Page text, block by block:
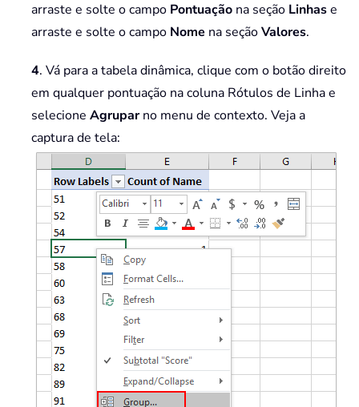
arraste e solte o campo Pontuação na seção Linhase
arraste e solte o campo Nome na seçãoValores.
4. Vá para a tabela dinâmica, clique com o botão direito
em qualquer pontuação na coluna Rótulos de Linha e
selecione Agruparno menu de contexto. Veja a
captura de tela: